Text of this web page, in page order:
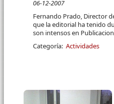
06-12-2007
Fernando Prado, Director
que la editorial ha tenido
son intensos en
Categoría: Actividades